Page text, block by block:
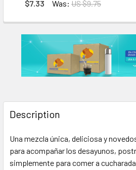
DECREASE QUANTITY OF LOS
INCREASE QUANTITY
$7.33 Was: US $9.75
DECREASE QUANTITY OF
INCREASE QUANTITY
Description
Una mezcla única, deliciosa y
para acompañar los desayunos,
simplemente para comer a